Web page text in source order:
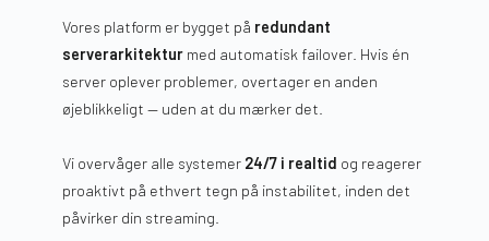
Vores platform er bygget på redundant
serverarkitektur med automatisk failover. Hvis én
server oplever problemer, overtager en anden
øjeblikkeligt — uden at du mærker det.
Vi overvåger alle systemer 24/7 i realtid og reagerer
proaktivt på ethvert tegn på instabilitet, inden det
påvirker din streaming.